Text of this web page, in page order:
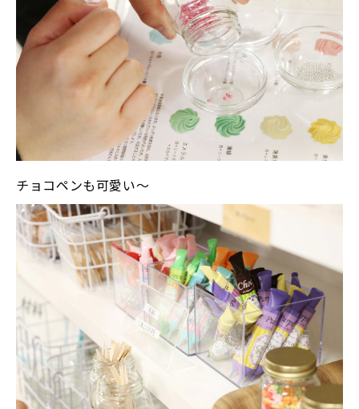
チョコペンも可愛い〜